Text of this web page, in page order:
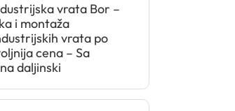
vrata Bor –
i montaža
vrata po
cena – Sa
daljinski